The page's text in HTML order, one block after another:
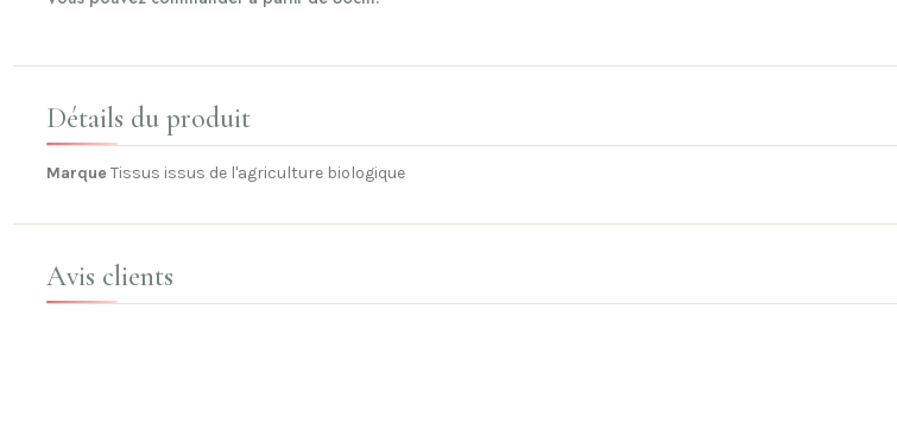
Détails du produit
Marque Tissus issus de l'agriculture biologique
Avis clients